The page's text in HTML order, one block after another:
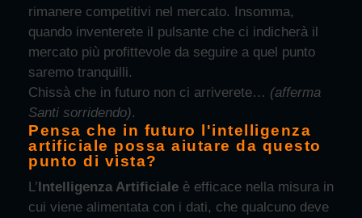
rimanere competitivi nel mercato. Insomma,
quando inventerete il pulsante che ci indicherà il
mercato più profittevole da seguire a quel punto
saremo tranquilli.
Chissà che in futuro non ci arriverete… (afferma
Santi sorridendo).
Pensa che in futuro l'intelligenza
artificiale possa aiutare da questo
punto di vista?
L’Intelligenza Artificiale è efficace nella misura in
cui viene alimentata con i dati, che qualcuno deve